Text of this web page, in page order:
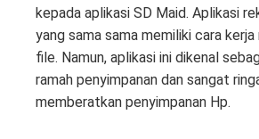
kepada aplikasi SD Maid. Aplikasi
yang sama sama memiliki cara
file. Namun, aplikasi ini dikenal
ramah penyimpanan dan sangat
memberatkan penyimpanan Hp.